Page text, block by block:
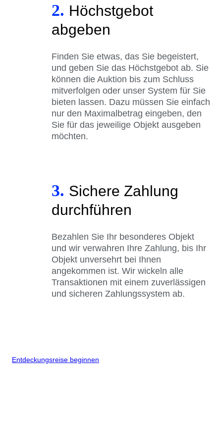
2. Höchstgebot
abgeben
Finden Sie etwas, das Sie begeistert,
und geben Sie das Höchstgebot ab. Sie
können die Auktion bis zum Schluss
mitverfolgen oder unser System für Sie
bieten lassen. Dazu müssen Sie einfach
nur den Maximalbetrag eingeben, den
Sie für das jeweilige Objekt ausgeben
möchten.
3. Sichere Zahlung
durchführen
Bezahlen Sie Ihr besonderes Objekt
und wir verwahren Ihre Zahlung, bis Ihr
Objekt unversehrt bei Ihnen
angekommen ist. Wir wickeln alle
Transaktionen mit einem zuverlässigen
und sicheren Zahlungssystem ab.
Entdeckungsreise beginnen